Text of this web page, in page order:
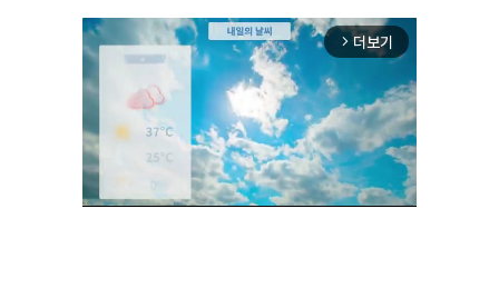
arrow_forward_ios 더보기